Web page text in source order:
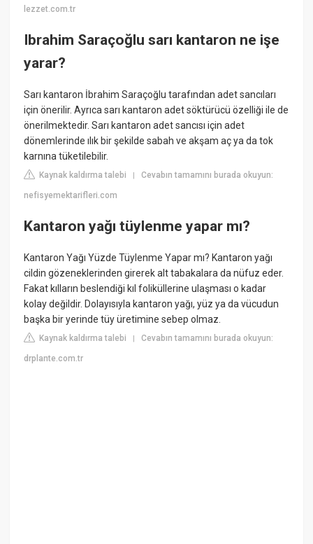
lezzet.com.tr
Ibrahim Saraçoğlu sarı kantaron ne işe
yarar?
Sarı kantaron İbrahim Saraçoğlu tarafından adet sancıları
için önerilir. Ayrıca sarı kantaron adet söktürücü özelliği ile de
önerilmektedir. Sarı kantaron adet sancısı için adet
dönemlerinde ılık bir şekilde sabah ve akşam aç ya da tok
karnına tüketilebilir.
Kaynak kaldırma talebi |Cevabın tamamını burada okuyun:
nefisyemektarifleri.com
Kantaron yağı tüylenme yapar mı?
Kantaron Yağı Yüzde Tüylenme Yapar mı? Kantaron yağı
cildin gözeneklerinden girerek alt tabakalara da nüfuz eder.
Fakat kılların beslendiği kıl foliküllerine ulaşması o kadar
kolay değildir. Dolayısıyla kantaron yağı, yüz ya da vücudun
başka bir yerinde tüy üretimine sebep olmaz.
Kaynak kaldırma talebi |Cevabın tamamını burada okuyun:
drplante.com.tr